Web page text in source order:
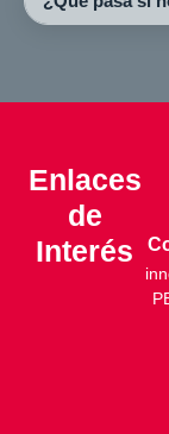
Enlaces
de
Interés